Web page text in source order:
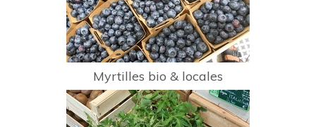
Myrtilles bio & locales